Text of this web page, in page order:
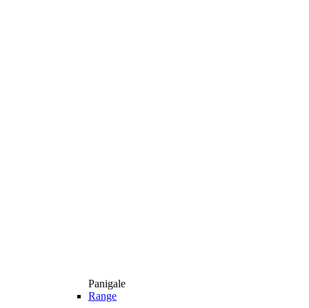
Panigale
Range